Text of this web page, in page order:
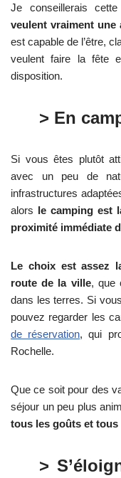
Je conseillerais
veulent vraiment une
est capable de l’être,
veulent faire la fête
disposition.
> En
Si vous êtes plutôt
avec un peu de
infrastructures
alors le camping est
proximité immédiate
Le choix est assez
route de la ville, que
dans les terres. Si
pouvez regarder les
de réservation, qui
Rochelle.
Que ce soit pour des
séjour un peu plus
tous les goûts et tous
>